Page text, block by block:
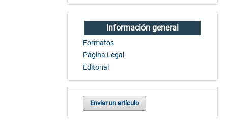
Información general
Formatos
Página Legal
Editorial
Enviar un artículo